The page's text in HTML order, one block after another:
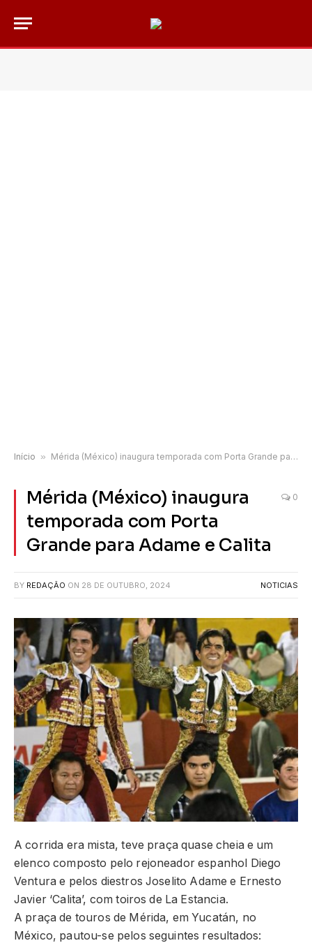
Início » Mérida (México) inaugura temporada com Porta Grande para Adame e Calita
Mérida (México) inaugura
temporada com Porta
Grande para Adame e Calita
0
BY REDAÇÃO ON 28 DE OUTUBRO, 2024 NOTICIAS
A corrida era mista, teve praça quase cheia e um
elenco composto pelo rejoneador espanhol Diego
Ventura e pelos diestros Joselito Adame e Ernesto
Javier ‘Calita’, com toiros de La Estancia.
A praça de touros de Mérida, em Yucatán, no
México, pautou-se pelos seguintes resultados: